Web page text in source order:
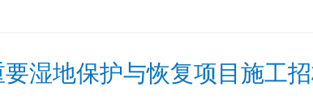
湿地保护与恢复项目施工